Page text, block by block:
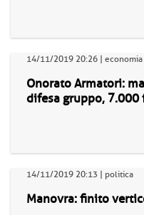
14/11/2019 20:26 | economia
Onorato Armatori:
difesa gruppo,
14/11/2019 20:13 | politica
Manovra: finito